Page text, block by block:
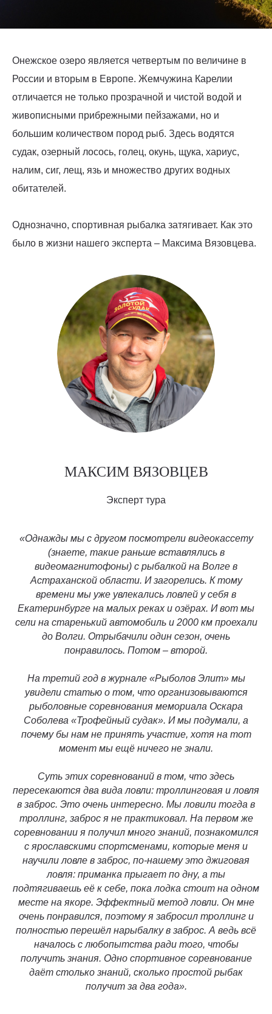
Онежское озеро является четвертым по величине в
России и вторым в Европе. Жемчужина Карелии
отличается не только прозрачной и чистой водой и
живописными прибрежными пейзажами, но и
большим количеством пород рыб. Здесь водятся
судак, озерный лосось, голец, окунь, щука, хариус,
налим, сиг, лещ, язь и множество других водных
обитателей.
Однозначно, спортивная рыбалка затягивает. Как это
было в жизни нашего эксперта – Максима Вязовцева.
МАКСИМ ВЯЗОВЦЕВ
Эксперт тура
«Однажды мы с другом посмотрели видеокассету
(знаете, такие раньше вставлялись в
видеомагнитофоны) с рыбалкой на Волге в
Астраханской области. И загорелись. К тому
времени мы уже увлекались ловлей у себя в
Екатеринбурге на малых реках и озёрах. И вот мы
сели на старенький автомобиль и 2000 км проехали
до Волги. Отрыбачили один сезон, очень
понравилось. Потом – второй.
На третий год в журнале «Рыболов Элит» мы
увидели статью о том, что организовываются
рыболовные соревнования мемориала Оскара
Соболева «Трофейный судак». И мы подумали, а
почему бы нам не принять участие, хотя на тот
момент мы ещё ничего не знали.
Суть этих соревнований в том, что здесь
пересекаются два вида ловли: троллинговая и ловля
в заброс. Это очень интересно. Мы ловили тогда в
троллинг, заброс я не практиковал. На первом же
соревновании я получил много знаний, познакомился
с ярославскими спортсменами, которые меня и
научили ловле в заброс, по-нашему это джиговая
ловля: приманка прыгает по дну, а ты
подтягиваешь её к себе, пока лодка стоит на одном
месте на якоре. Эффектный метод ловли. Он мне
очень понравился, поэтому я забросил троллинг и
полностью перешёл нарыбалку в заброс. А ведь всё
началось с любопытства ради того, чтобы
получить знания. Одно спортивное соревнование
даёт столько знаний, сколько простой рыбак
получит за два года».